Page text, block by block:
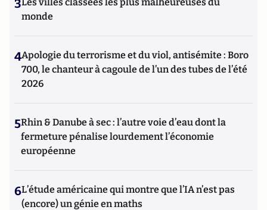
3
monde
4Apologie du terrorisme et du viol, antisémite : Boro
700, le chanteur à cagoule de l’un des tubes de l’été
2026
5Rhin & Danube à sec : l’autre voie d’eau dont la
fermeture pénalise lourdement l’économie
européenne
6L’étude américaine qui montre que l’IA n’est pas
(encore) un génie en maths